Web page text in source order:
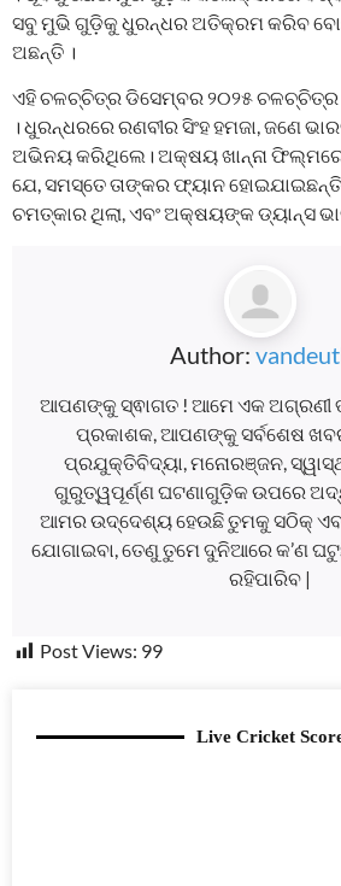
ସବୁ ମୁଭି ଗୁଡ଼ିକୁ ଧୁରନ୍ଧର ଅତିକ୍ରମ କରିବ
ଅଛନ୍ତି ।
ଏହି ଚଳଚ୍ଚିତ୍ର ଡିସେମ୍ବର ୨୦୨୫
। ଧୁରନ୍ଧରରେ ରଣବୀର ସିଂହ ହମଜା, ଜଣେ
ଅଭିନୟ କରିଥିଲେ। ଅକ୍ଷୟ ଖାନ୍ନା
ଯେ, ସମସ୍ତେ ତାଙ୍କର ଫ୍ୟାନ
ଚମତ୍କାର ଥିଲା, ଏବଂ ଅକ୍ଷୟଙ୍କ ଡ୍ୟାନ୍ସ
Author:
ଆପଣଙ୍କୁ ସ୍ଵାଗତ ! ଆମେ ଏକ ଅଗ୍ରଣୀ
ପ୍ରକାଶକ, ଆପଣଙ୍କୁ ସର୍ବଶେଷ ଖବର,
ପ୍ରଯୁକ୍ତିବିଦ୍ୟା, ମନୋରଞ୍ଜନ,
ଗୁରୁତ୍ୱପୂର୍ଣ୍ଣ ଘଟଣାଗୁଡ଼ିକ ଉପରେ
ଆମର ଉଦ୍ଦେଶ୍ୟ ହେଉଛି ତୁମକୁ ସଠିକ୍
ଯୋଗାଇବା, ତେଣୁ ତୁମେ ଦୁନିଆରେ କ’ଣ
ରହିପାରିବ |
Post Views: 99
Live Cricket